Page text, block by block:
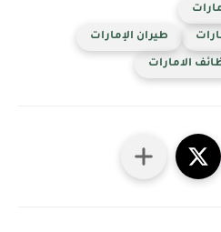
طيران الإمارات
الامارات